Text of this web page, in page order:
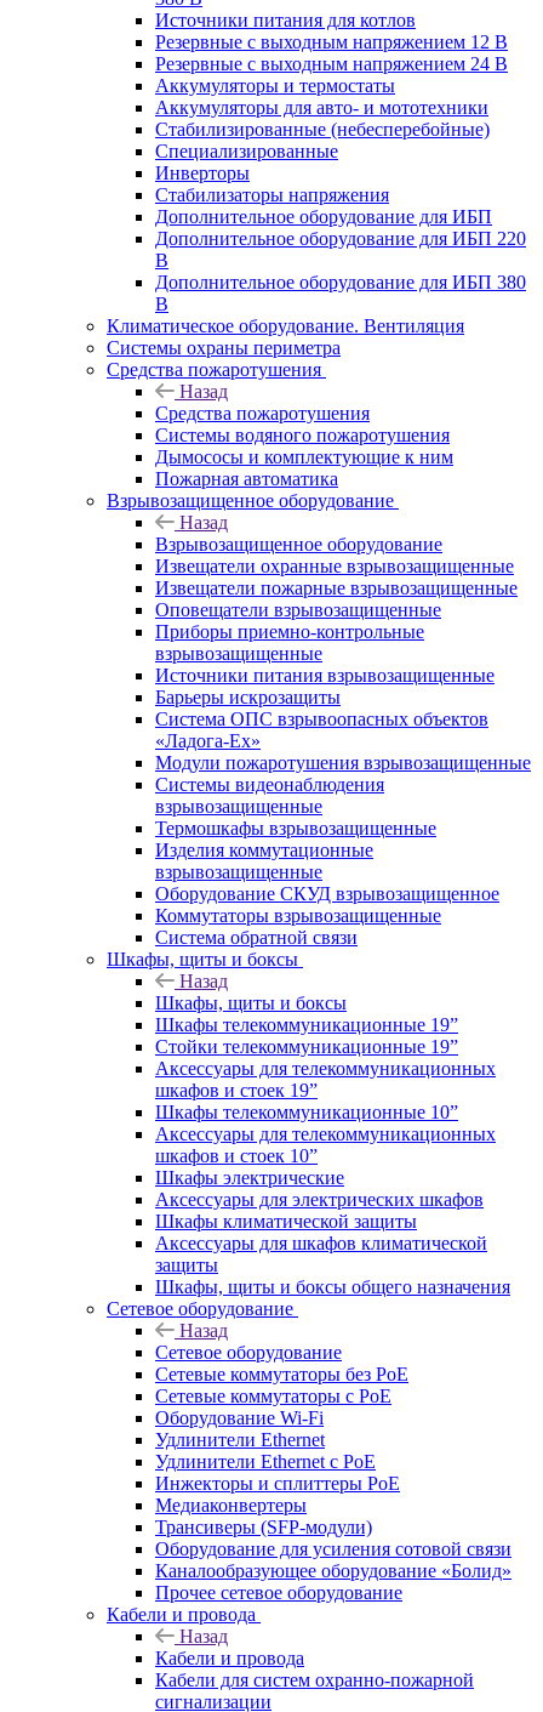
Источники питания для котлов
Резервные с выходным напряжением 12 В
Резервные с выходным напряжением 24 В
Аккумуляторы и термостаты
Аккумуляторы для авто- и мототехники
Стабилизированные (небесперебойные)
Специализированные
Инверторы
Стабилизаторы напряжения
Дополнительное оборудование для ИБП
Дополнительное оборудование для ИБП 220
В
Дополнительное оборудование для ИБП 380
В
Климатическое оборудование. Вентиляция
Системы охраны периметра
Средства пожаротушения
Назад
Средства пожаротушения
Системы водяного пожаротушения
Дымососы и комплектующие к ним
Пожарная автоматика
Взрывозащищенное оборудование
Назад
Взрывозащищенное оборудование
Извещатели охранные взрывозащищенные
Извещатели пожарные взрывозащищенные
Оповещатели взрывозащищенные
Приборы приемно-контрольные
взрывозащищенные
Источники питания взрывозащищенные
Барьеры искрозащиты
Система ОПС взрывоопасных объектов
«Ладога-Ex»
Модули пожаротушения взрывозащищенные
Системы видеонаблюдения
взрывозащищенные
Термошкафы взрывозащищенные
Изделия коммутационные
взрывозащищенные
Оборудование СКУД взрывозащищенное
Коммутаторы взрывозащищенные
Система обратной связи
Шкафы, щиты и боксы
Назад
Шкафы, щиты и боксы
Шкафы телекоммуникационные 19”
Стойки телекоммуникационные 19”
Аксессуары для телекоммуникационных
шкафов и стоек 19”
Шкафы телекоммуникационные 10”
Аксессуары для телекоммуникационных
шкафов и стоек 10”
Шкафы электрические
Аксессуары для электрических шкафов
Шкафы климатической защиты
Аксессуары для шкафов климатической
защиты
Шкафы, щиты и боксы общего назначения
Сетевое оборудование
Назад
Сетевое оборудование
Сетевые коммутаторы без PoE
Сетевые коммутаторы с PoE
Оборудование Wi-Fi
Удлинители Ethernet
Удлинители Ethernet с PoE
Инжекторы и сплиттеры PoE
Медиаконвертеры
Трансиверы (SFP-модули)
Оборудование для усиления сотовой связи
Каналообразующее оборудование «Болид»
Прочее сетевое оборудование
Кабели и провода
Назад
Кабели и провода
Кабели для систем охранно-пожарной
сигнализации